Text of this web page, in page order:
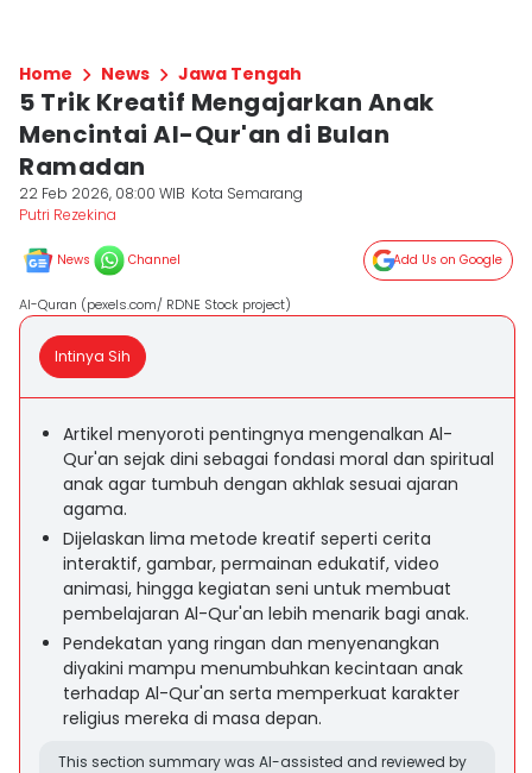
Home News Jawa Tengah
5 Trik Kreatif Mengajarkan Anak
Mencintai Al-Qur'an di Bulan
Ramadan
22 Feb 2026, 08:00 WIB Kota Semarang
Putri Rezekina
News Channel Add Us on Google
Al-Quran (pexels.com/ RDNE Stock project)
Intinya Sih
Artikel menyoroti pentingnya mengenalkan Al-
Qur'an sejak dini sebagai fondasi moral dan spiritual
anak agar tumbuh dengan akhlak sesuai ajaran
agama.
Dijelaskan lima metode kreatif seperti cerita
interaktif, gambar, permainan edukatif, video
animasi, hingga kegiatan seni untuk membuat
pembelajaran Al-Qur'an lebih menarik bagi anak.
Pendekatan yang ringan dan menyenangkan
diyakini mampu menumbuhkan kecintaan anak
terhadap Al-Qur'an serta memperkuat karakter
religius mereka di masa depan.
This section summary was AI-assisted and reviewed by